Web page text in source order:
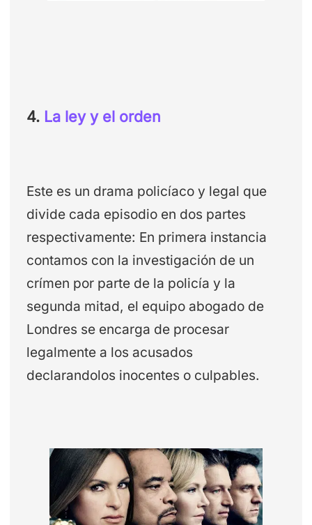
4. La ley y el orden
Este es un drama policíaco y legal que
divide cada episodio en dos partes
respectivamente: En primera instancia
contamos con la investigación de un
crímen por parte de la policía y la
segunda mitad, el equipo abogado de
Londres se encarga de procesar
legalmente a los acusados
declarandolos inocentes o culpables.